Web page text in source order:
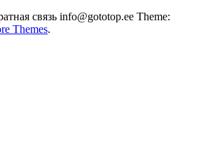
связь info@gototop.ee Theme:
Themes.